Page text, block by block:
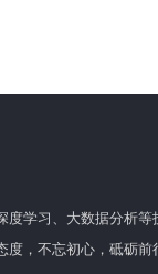
学习、大数据分析
度，不忘初心，砥砺前